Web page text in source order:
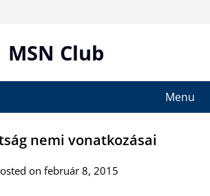
MSN Club
Menu
nemi vonatkozásai
on február 8, 2015